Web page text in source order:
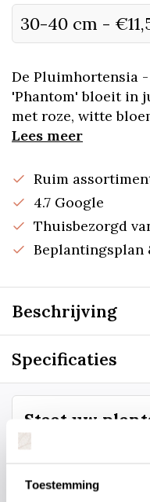
Toestemming
De Pluimhortensia
'Phantom' bloeit in
met roze, witte
Lees meer
Ruim
4.7 Google
Thuisbezorgd
Beplantingsplan
Beschrijving
Specificaties
Staat uw
tussen? Laat
de plantnaam,